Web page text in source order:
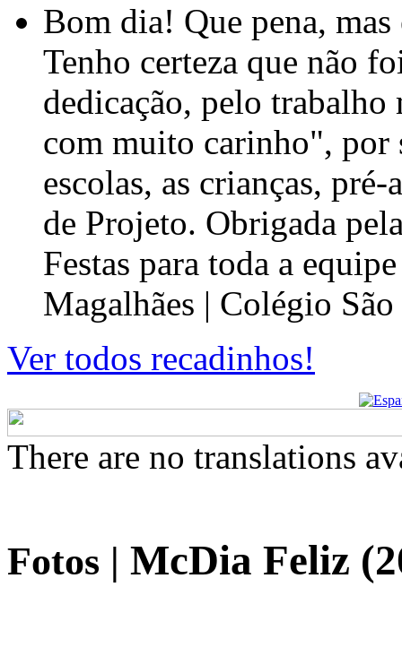
Bom dia! Que pena,
Tenho certeza que não
dedicação, pelo
com muito carinho", por
escolas, as crianças, pré-
de Projeto. Obrigada
Festas para toda a
Magalhães | Colégio
Ver todos recadinhos!
There are no translations
Fotos | McDia Feliz